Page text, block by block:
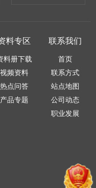
料专区
料册下载
视频资料
热点问答
产品专题
联系我们
首页
联系方式
站点地图
公司动态
职业发展